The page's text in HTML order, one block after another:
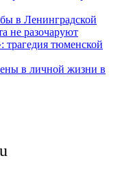
в Ленинградской
не разочаруют
трагедия тюменской
в личной жизни в